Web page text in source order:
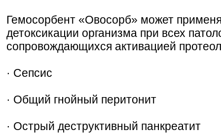
Гемосорбент «Овосорб» может
детоксикации организма при всех
сопровождающихся активацией
· Сепсис
· Общий гнойный перитонит
· Острый деструктивный панкреатит